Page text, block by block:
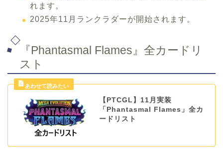
れます。
2025年11月ランクラダーが開始されます。
『Phantasmal Flames』全カードリ
スト
【PTCGL】11月実装
「Phantasmal Flames」全カ
ードリスト